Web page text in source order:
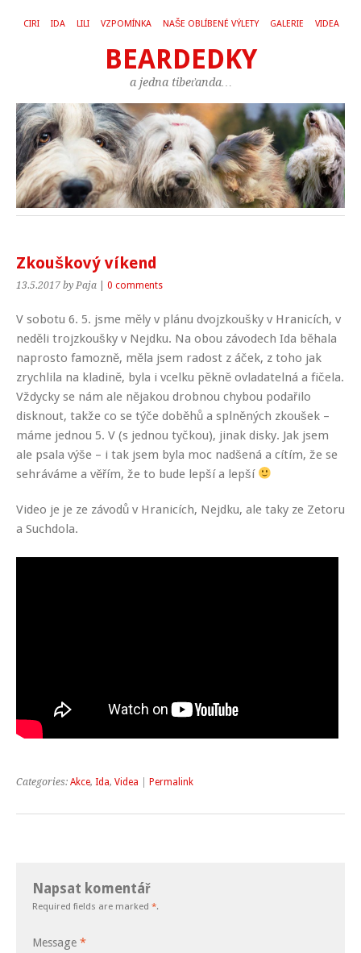
CIRI IDA LILI VZPOMÍNKA NAŠE OBLÍBENÉ VÝLETY GALERIE VIDEA
BEARDEDKY
a jedna tibeťanda…
Zkouškový víkend
13.5.2017 by Paja 0 comments
V sobotu 6. 5. jsme měly v plánu dvojzkoušky v Hranicích, v
neděli trojzkoušky v Nejdku. Na obou závodech Ida běhala
naprosto famozně, měla jsem radost z áček, z toho jak
zrychlila na kladině, byla i vcelku pěkně ovladatelná a fičela.
Vždycky se nám ale nějakou drobnou chybou podařilo
disknout, takže co se týče doběhů a splněných zkoušek –
máme jednou 5. V (s jednou tyčkou), jinak disky. Jak jsem
ale psala výše – i tak jsem byla moc nadšená a cítím, že se
sehráváme a věřím, že to bude lepší a lepší
Video je je ze závodů v Hranicích, Nejdku, ale taky ze Zetoru
a Suchdola.
Categories: Akce, Ida, Videa Permalink
Napsat komentář
Required fields are marked *.
Message *